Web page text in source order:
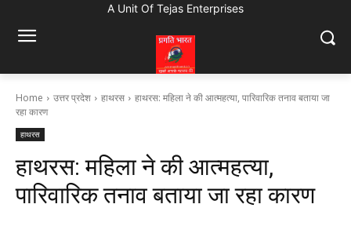
A Unit Of Tejas Enterprises
Home उत्तर प्रदेश हाथरस
हाथरस: महिला ने की आत्महत्या, पारिवारिक तनाव बताया जा
रहा कारण
हाथरस
हाथरस: महिला ने की आत्महत्या,
पारिवारिक तनाव बताया जा रहा कारण